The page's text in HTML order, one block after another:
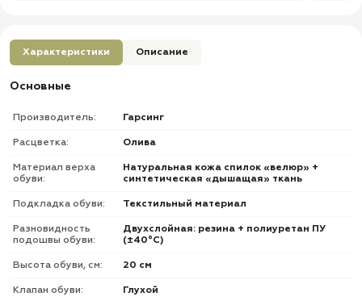
Характеристики Описание
Основные
Производитель: Гарсинг
Расцветка: Олива
Материал верха
обуви:
Натуральная кожа спилок «велюр» +
синтетическая «дышащая» ткань
Подкладка обуви: Текстильный материал
Разновидность
подошвы обуви:
Двухслойная: резина + полиуретан ПУ
(±40°С)
Высота обуви, см: 20 см
Клапан обуви: Глухой